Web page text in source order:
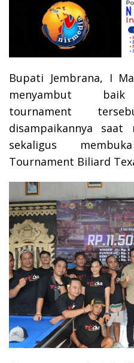
Bupati Jembrana, I
menyambut baik
tournament
disampaikannya saat
sekaligus
Tournament Biliard